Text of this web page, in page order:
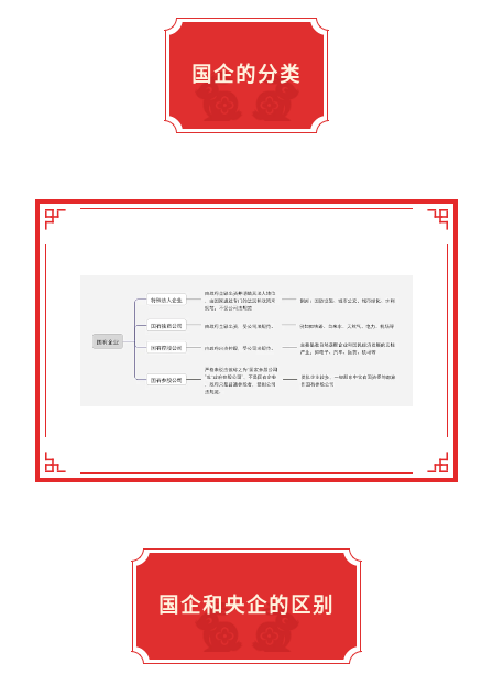
国企的分类
国企和央企的区别